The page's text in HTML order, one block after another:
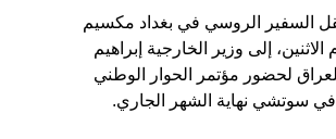
السفير الروسي في بغداد مكسيم
إلى وزير الخارجية إبراهيم
لحضور مؤتمر الحوار الوطني
سوتشي نهاية الشهر الجاري.